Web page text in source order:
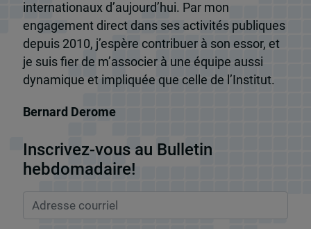
internationaux d’aujourd’hui. Par mon
engagement direct dans ses activités publiques
depuis 2010, j’espère contribuer à son essor, et
je suis fier de m’associer à une équipe aussi
dynamique et impliquée que celle de l’Institut.
Bernard Derome
Inscrivez-vous au Bulletin
hebdomadaire!